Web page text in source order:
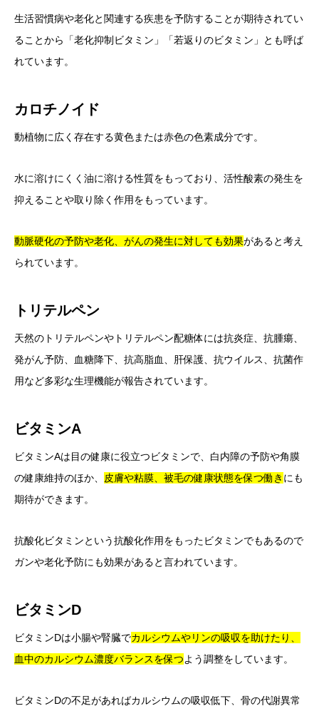
生活習慣病や老化と関連する疾患を予防することが期待されてい
ることから「老化抑制ビタミン」「若返りのビタミン」とも呼ば
れています。
カロチノイド
動植物に広く存在する黄色または赤色の色素成分です。
水に溶けにくく油に溶ける性質をもっており、活性酸素の発生を
抑えることや取り除く作用をもっています。
動脈硬化の予防や老化、がんの発生に対しても効果があると考え
られています。
トリテルペン
天然のトリテルペンやトリテルペン配糖体には抗炎症、抗腫瘍、
発がん予防、血糖降下、抗高脂血、肝保護、抗ウイルス、抗菌作
用など多彩な生理機能が報告されています。
ビタミンA
ビタミンAは目の健康に役立つビタミンで、白内障の予防や角膜
の健康維持のほか、
皮膚や粘膜、被毛の健康状態を保つ働き にも
期待ができます。
抗酸化ビタミンという抗酸化作用をもったビタミンでもあるので
ガンや老化予防にも効果があると言われています。
ビタミンD
ビタミンDは小腸や腎臓でカルシウムやリンの吸収を助けたり、
血中のカルシウム濃度バランスを保つよう調整をしています。
ビタミンDの不足があればカルシウムの吸収低下、骨の代謝異常